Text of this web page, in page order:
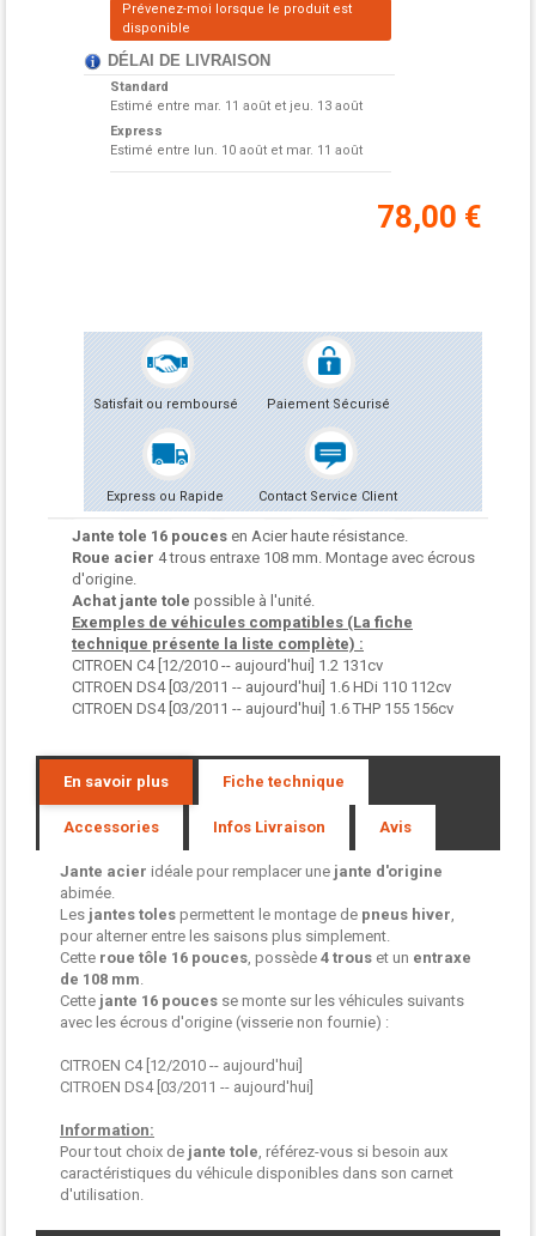
Prévenez-moi lorsque le produit est
disponible
DÉLAI DE LIVRAISON
Standard
Estimé entre mar. 11 août et jeu. 13 août
Express
Estimé entre lun. 10 août et mar. 11 août
78,00 €
Satisfait ou remboursé Paiement Sécurisé
Express ou Rapide Contact Service Client
Jante tole 16 pouces en Acier haute résistance.
Roue acier 4 trous entraxe 108 mm. Montage avec écrous
d'origine.
Achat jante tole possible à l'unité.
Exemples de véhicules compatibles (La fiche
technique présente la liste complète) :
CITROEN C4 [12/2010 -- aujourd'hui] 1.2 131cv
CITROEN DS4 [03/2011 -- aujourd'hui] 1.6 HDi 110 112cv
CITROEN DS4 [03/2011 -- aujourd'hui] 1.6 THP 155 156cv
En savoir plus Fiche technique
Accessories Infos Livraison Avis
Jante acier idéale pour remplacer une jante d'origine
abimée.
Les jantes toles permettent le montage de pneus hiver,
pour alterner entre les saisons plus simplement.
Cette roue tôle 16 pouces, possède 4 trous et un entraxe
de 108 mm.
Cette jante 16 pouces se monte sur les véhicules suivants
avec les écrous d'origine (visserie non fournie) :
CITROEN C4 [12/2010 -- aujourd'hui]
CITROEN DS4 [03/2011 -- aujourd'hui]
Information:
Pour tout choix de jante tole, référez-vous si besoin aux
caractéristiques du véhicule disponibles dans son carnet
d'utilisation.